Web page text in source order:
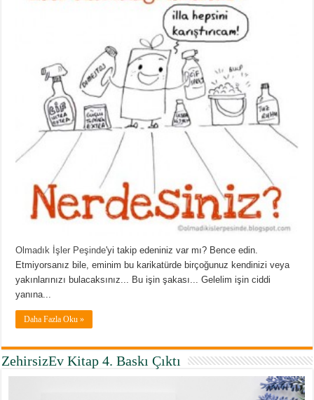
Olmadık İşler Peşinde'yi takip edeniniz var mı? Bence edin.
Etmiyorsanız bile, eminim bu karikatürde birçoğunuz kendinizi veya
yakınlarınızı bulacaksınız... Bu işin şakası... Gelelim işin ciddi
yanına...
Daha Fazla Oku »
ZehirsizEv Kitap 4. Baskı Çıktı